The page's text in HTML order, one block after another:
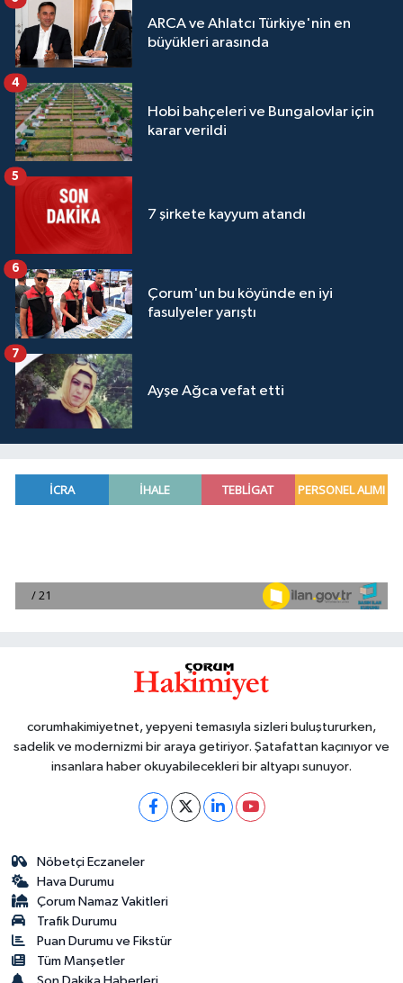
ARCA ve Ahlatcı Türkiye'nin en
büyükleri arasında
Hobi bahçeleri ve Bungalovlar için
karar verildi
4
7 şirkete kayyum atandı
5
Çorum'un bu köyünde en iyi
fasulyeler yarıştı
6
Ayşe Ağca vefat etti
7
corumhakimiyetnet, yepyeni temasıyla sizleri buluştururken,
sadelik ve modernizmi bir araya getiriyor. Şatafattan kaçınıyor ve
insanlara haber okuyabilecekleri bir altyapı sunuyor.
Nöbetçi Eczaneler
Hava Durumu
Çorum Namaz Vakitleri
Trafik Durumu
Puan Durumu ve Fikstür
Tüm Manşetler